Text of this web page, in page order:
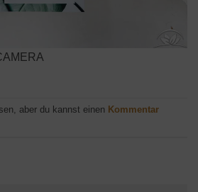
aber du kannst einen Kommentar